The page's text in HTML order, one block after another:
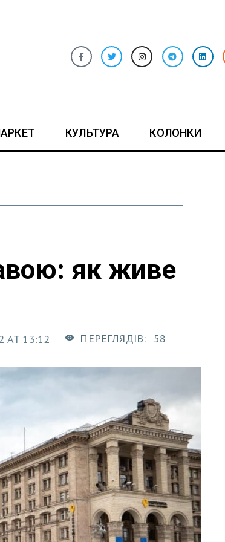
КУЛЬТУРА КОЛОНКИ
як живе
AT 13:12 ПЕРЕГЛЯДІВ: 58